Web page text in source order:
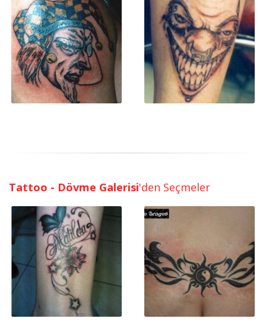
Tattoo - Dövme Galerisi'den Seçmeler